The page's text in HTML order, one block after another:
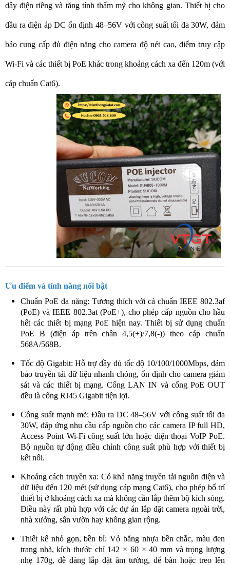
dây điện riêng và tăng tính thẩm mỹ cho không gian. Thiết bị cho
đầu ra điện áp DC ổn định 48–56V với công suất tối đa 30W, đảm
bảo cung cấp đủ điện năng cho camera độ nét cao, điểm truy cập
Wi-Fi và các thiết bị PoE khác trong khoảng cách xa đến 120m (với
cáp chuẩn Cat6).
Ưu điểm và tính năng nổi bật
Chuẩn PoE đa năng: Tương thích với cả chuẩn IEEE 802.3af
(PoE) và IEEE 802.3at (PoE+), cho phép cấp nguồn cho hầu
hết các thiết bị mạng PoE hiện nay. Thiết bị sử dụng chuẩn
PoE B (điện áp trên chân 4,5(+)/7,8(-)) theo cáp chuẩn
568A/568B.
Tốc độ Gigabit: Hỗ trợ đầy đủ tốc độ 10/100/1000Mbps, đảm
bảo truyền tải dữ liệu nhanh chóng, ổn định cho camera giám
sát và các thiết bị mạng. Cổng LAN IN và cổng PoE OUT
đều là cổng RJ45 Gigabit tiện lợi.
Công suất mạnh mẽ: Đầu ra DC 48–56V với công suất tối đa
30W, đáp ứng nhu cầu cấp nguồn cho các camera IP full HD,
Access Point Wi-Fi công suất lớn hoặc điện thoại VoIP PoE.
Bộ nguồn tự động điều chỉnh công suất phù hợp với thiết bị
kết nối.
Khoảng cách truyền xa: Có khả năng truyền tải nguồn điện và
dữ liệu đến 120 mét (sử dụng cáp mạng Cat6), cho phép bố trí
thiết bị ở khoảng cách xa mà không cần lắp thêm bộ kích sóng.
Điều này rất phù hợp với các dự án lắp đặt camera ngoài trời,
nhà xưởng, sân vườn hay không gian rộng.
Thiết kế nhỏ gọn, bền bỉ: Vỏ bằng nhựa bền chắc, màu đen
trang nhã, kích thước chỉ 142 × 60 × 40 mm và trọng lượng
nhẹ 170g, dễ dàng lắp đặt âm tường, để bàn hoặc treo lên